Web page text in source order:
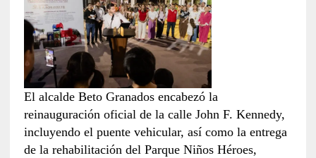
El alcalde Beto Granados encabezó la
reinauguración oficial de la calle John F. Kennedy,
incluyendo el puente vehicular, así como la entrega
de la rehabilitación del Parque Niños Héroes,